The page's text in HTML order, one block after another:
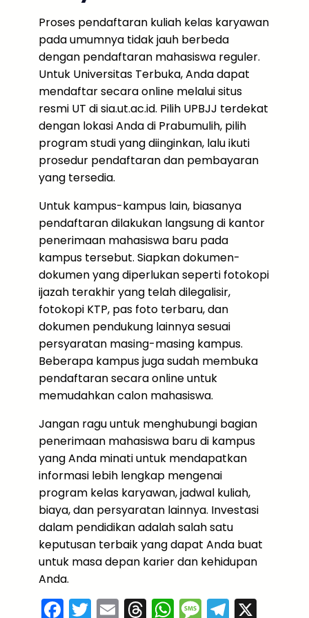
Proses pendaftaran kuliah kelas karyawan
pada umumnya tidak jauh berbeda
dengan pendaftaran mahasiswa reguler.
Untuk Universitas Terbuka, Anda dapat
mendaftar secara online melalui situs
resmi UT di sia.ut.ac.id. Pilih UPBJJ terdekat
dengan lokasi Anda di Prabumulih, pilih
program studi yang diinginkan, lalu ikuti
prosedur pendaftaran dan pembayaran
yang tersedia.
Untuk kampus-kampus lain, biasanya
pendaftaran dilakukan langsung di kantor
penerimaan mahasiswa baru pada
kampus tersebut. Siapkan dokumen-
dokumen yang diperlukan seperti fotokopi
ijazah terakhir yang telah dilegalisir,
fotokopi KTP, pas foto terbaru, dan
dokumen pendukung lainnya sesuai
persyaratan masing-masing kampus.
Beberapa kampus juga sudah membuka
pendaftaran secara online untuk
memudahkan calon mahasiswa.
Jangan ragu untuk menghubungi bagian
penerimaan mahasiswa baru di kampus
yang Anda minati untuk mendapatkan
informasi lebih lengkap mengenai
program kelas karyawan, jadwal kuliah,
biaya, dan persyaratan lainnya. Investasi
dalam pendidikan adalah salah satu
keputusan terbaik yang dapat Anda buat
untuk masa depan karier dan kehidupan
Anda.
F T E T W M T